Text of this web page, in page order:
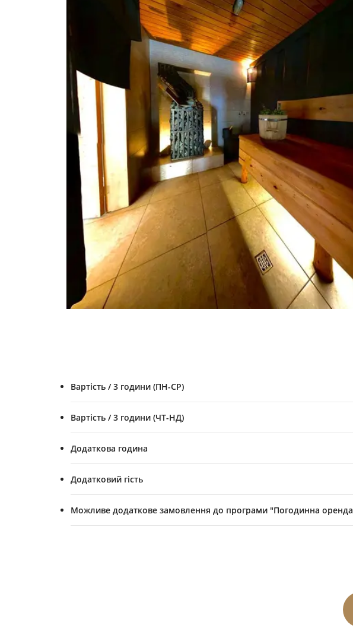
Вартість / 3 години (ПН-СР)
Вартість / 3 години (ЧТ-НД)
Додаткова година
Додатковий гість
Можливе додаткове замовлення до програми "Погодинна